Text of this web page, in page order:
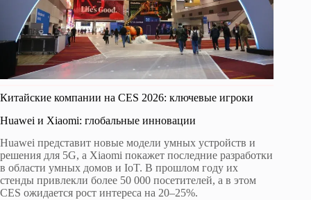
Китайские компании на CES 2026: ключевые игроки
Huawei и Xiaomi: глобальные инновации
Huawei представит новые модели умных устройств и
решения для 5G, а Xiaomi покажет последние разработки
в области умных домов и IoT. В прошлом году их
стенды привлекли более 50 000 посетителей, а в этом
CES ожидается рост интереса на 20–25%.